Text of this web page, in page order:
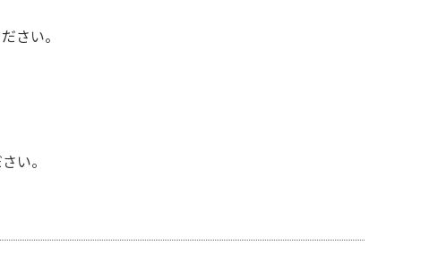
さい。
い。